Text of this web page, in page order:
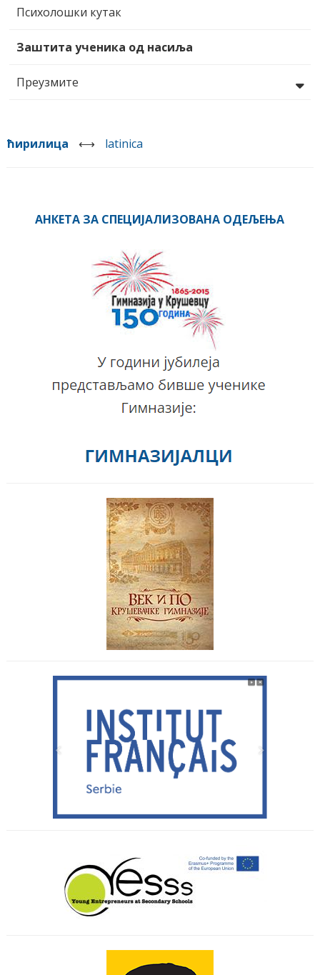
Психолошки кутак
Заштита ученика од насиља
Преузмите
ћирилица ⟷ latinica
АНКЕТА ЗА СПЕЦИЈАЛИЗОВАНА ОДЕЉЕЊА